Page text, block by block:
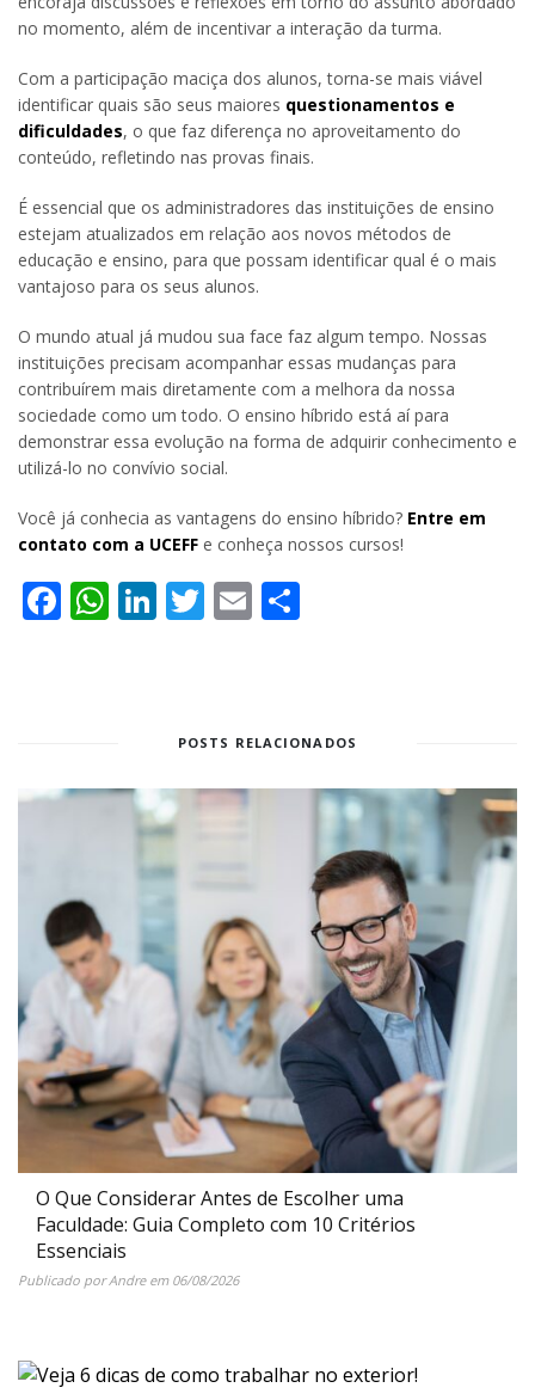
no momento, além de incentivar a interação da turma.
Com a participação maciça dos alunos, torna-se mais viável
identificar quais são seus maiores questionamentos e
dificuldades, o que faz diferença no aproveitamento do
conteúdo, refletindo nas provas finais.
É essencial que os administradores das instituições de ensino
estejam atualizados em relação aos novos métodos de
educação e ensino, para que possam identificar qual é o mais
vantajoso para os seus alunos.
O mundo atual já mudou sua face faz algum tempo. Nossas
instituições precisam acompanhar essas mudanças para
contribuírem mais diretamente com a melhora da nossa
sociedade como um todo. O ensino híbrido está aí para
demonstrar essa evolução na forma de adquirir conhecimento e
utilizá-lo no convívio social.
Você já conhecia as vantagens do ensino híbrido? Entre em
contato com a UCEFF e conheça nossos cursos!
Facebook
WhatsApp
LinkedIn
Twitter
Email
POSTS RELACIONADOS
O Que Considerar Antes de Escolher uma
Faculdade: Guia Completo com 10 Critérios
Essenciais
Publicado porAndreem 06/08/2026